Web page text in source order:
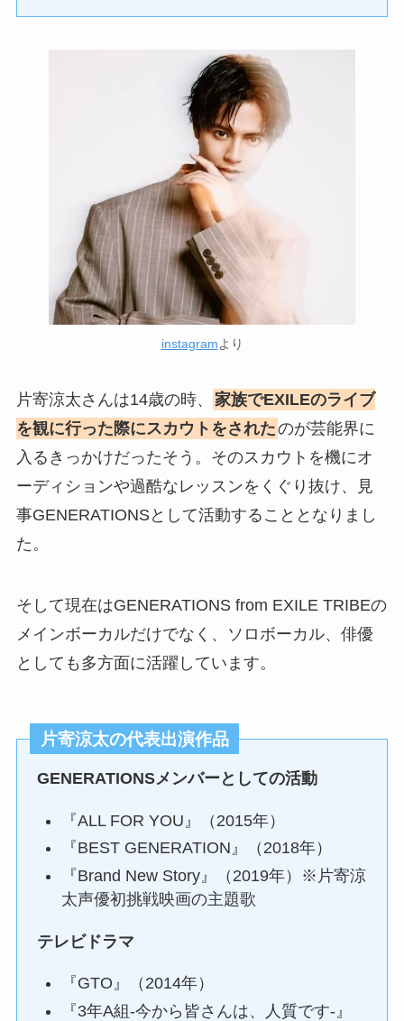
instagramより
片寄涼太さんは14歳の時、
家族でEXILEのライブ
を観に行った際にスカウトをされたのが芸能界に
入るきっかけだったそう。そのスカウトを機にオ
ーディションや過酷なレッスンをくぐり抜け、見
事GENERATIONSとして活動することとなりまし
た。
そして現在はGENERATIONS from EXILE TRIBEの
メインボーカルだけでなく、ソロボーカル、俳優
としても多方面に活躍しています。
片寄涼太の代表出演作品
GENERATIONSメンバーとしての活動
『ALL FOR YOU』（2015年）
『BEST GENERATION』（2018年）
『Brand New Story』（2019年）※片寄涼
太声優初挑戦映画の主題歌
テレビドラマ
『GTO』（2014年）
『3年A組-今から皆さんは、人質です-』